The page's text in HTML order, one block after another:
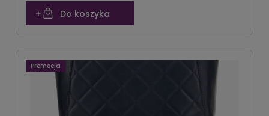
Do koszyka
Promocja